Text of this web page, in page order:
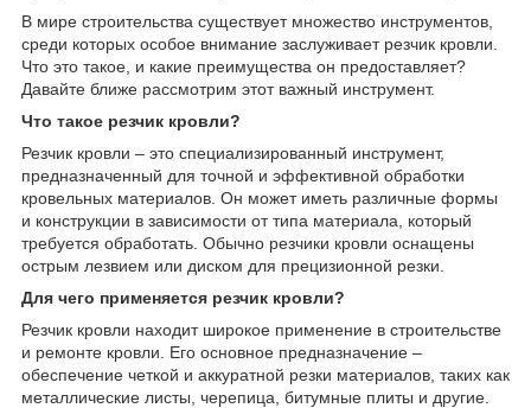
В мире строительства существует множество инструментов,
среди которых особое внимание заслуживает резчик кровли.
Что это такое, и какие преимущества он предоставляет?
Давайте ближе рассмотрим этот важный инструмент.
Что такое резчик кровли?
Резчик кровли – это специализированный инструмент,
предназначенный для точной и эффективной обработки
кровельных материалов. Он может иметь различные формы
и конструкции в зависимости от типа материала, который
требуется обработать. Обычно резчики кровли оснащены
острым лезвием или диском для прецизионной резки.
Для чего применяется резчик кровли?
Резчик кровли находит широкое применение в строительстве
и ремонте кровли. Его основное предназначение –
обеспечение четкой и аккуратной резки материалов, таких как
металлические листы, черепица, битумные плиты и другие.